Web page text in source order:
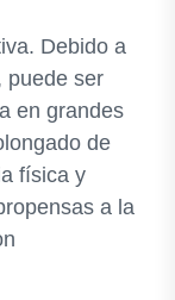
Debido a
puede ser
en grandes
de
física y
a la